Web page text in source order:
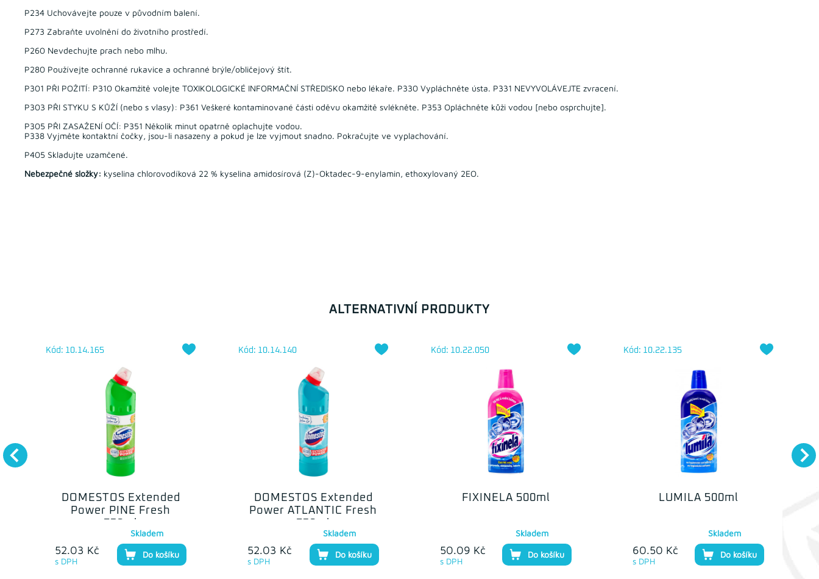
P234 Uchovávejte pouze v původním balení.
P273 Zabraňte uvolnění do životního prostředí.
P260 Nevdechujte prach nebo mlhu.
P280 Používejte ochranné rukavice a ochranné brýle/obličejový štít.
P301 PŘI POŽITÍ: P310 Okamžitě volejte TOXIKOLOGICKÉ INFORMAČNÍ STŘEDISKO nebo lékaře. P330 Vypláchněte ústa. P331 NEVYVOLÁVEJTE zvracení.
P303 PŘI STYKU S KŮŽÍ (nebo s vlasy): P361 Veškeré kontaminované části oděvu okamžitě svlékněte. P353 Opláchněte kůži vodou [nebo osprchujte].
P305 PŘI ZASAŽENÍ OČÍ: P351 Několik minut opatrně oplachujte vodou.
P338 Vyjměte kontaktní čočky, jsou-li nasazeny a pokud je lze vyjmout snadno. Pokračujte ve vyplachování.
P405 Skladujte uzamčené.
Nebezpečné složky: kyselina chlorovodíková 22 % kyselina amidosírová (Z)-Oktadec-9-enylamin, ethoxylovaný 2EO.
ALTERNATIVNÍ PRODUKTY
DOMESTOS Extended
Power PINE Fresh
Kód: 10.14.165
52.03 Kč
s DPH
Skladem
Do košíku
DOMESTOS Extended
Power ATLANTIC Fresh
Kód: 10.14.140
52.03 Kč
s DPH
Skladem
Do košíku
FIXINELA 500ml
Kód: 10.22.050
50.09 Kč
s DPH
Skladem
Do košíku
LUMILA 500ml
Kód: 10.22.135
60.50 Kč
s DPH
Skladem
Do košíku